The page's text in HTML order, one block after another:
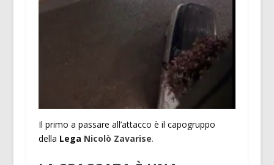
Il primo a passare all’attacco è il capogruppo
della Lega Nicolò Zavarise.